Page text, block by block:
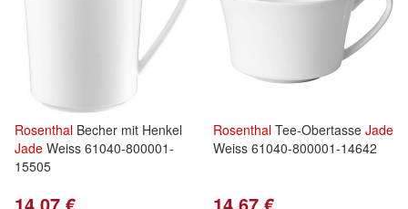
Rosenthal Becher mit Henkel
Jade Weiss 61040-800001-
15505
Rosenthal Tee-Obertasse Jade
Weiss 61040-800001-14642